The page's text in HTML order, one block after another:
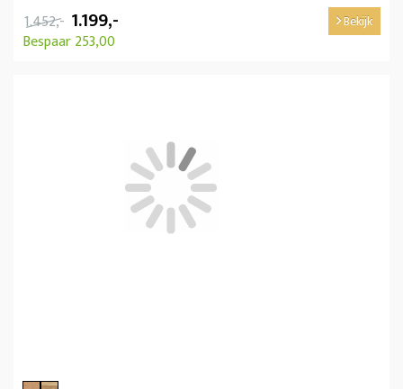
1.452,- 1.199,-
Bespaar 253,00
Bekijk